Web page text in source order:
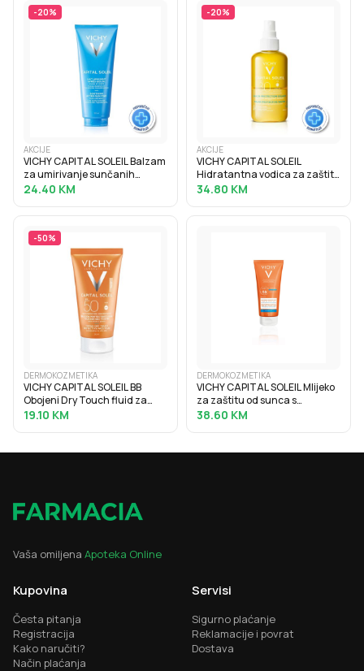
-20%
AKCIJE
VICHY CAPITAL SOLEIL Balzam
za umirivanje sunčanih
opeklina, 100 ml
24.40 KM
-20%
AKCIJE
VICHY CAPITAL SOLEIL
Hidratantna vodica za zaštitu
od sunca SPF30, 200 ml
34.80 KM
-50%
DERMOKOZMETIKA
VICHY CAPITAL SOLEIL BB
Obojeni Dry Touch fluid za
zaštitu od sunca SPF50, 50 ml
19.10 KM
DERMOKOZMETIKA
VICHY CAPITAL SOLEIL Mlijeko
za zaštitu od sunca s
hidratacijskom hijaluronskom
38.60 KM
Vaša omiljena Apoteka Online
Kupovina
Česta pitanja
Registracija
Kako naručiti?
Način plaćanja
Servisi
Sigurno plaćanje
Reklamacije i povrat
Dostava